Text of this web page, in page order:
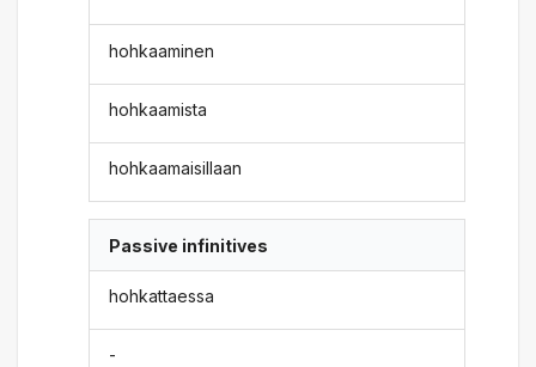
hohkaaminen
hohkaamista
hohkaamaisillaan
Passive infinitives
hohkattaessa
-